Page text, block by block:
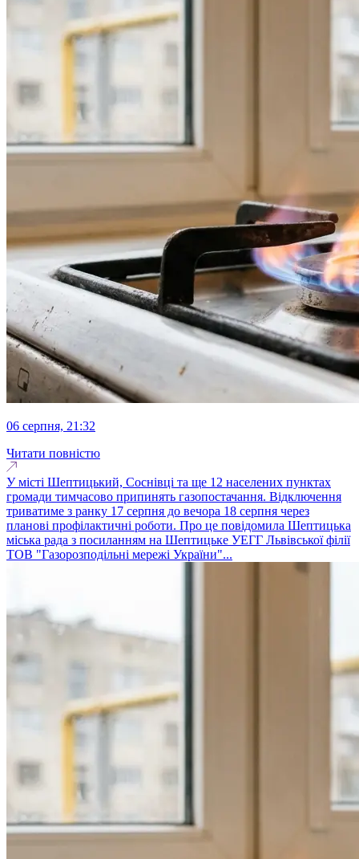
06 серпня, 21:32
Читати повністю
У місті Шептицький, Соснівці та ще 12 населених пунктах
громади тимчасово припинять газопостачання. Відключення
триватиме з ранку 17 серпня до вечора 18 серпня через
планові профілактичні роботи. Про це повідомила Шептицька
міська рада з посиланням на Шептицьке УЕГГ Львівської філії
ТОВ "Газорозподільні мережі України"...